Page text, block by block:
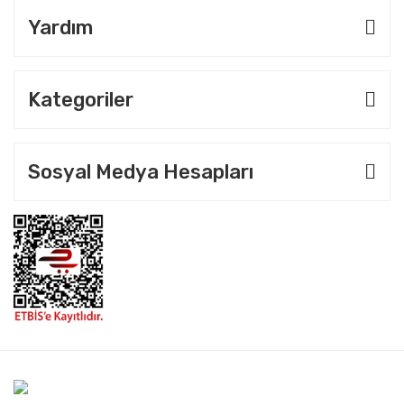
Yardım
Kategoriler
Sosyal Medya Hesapları